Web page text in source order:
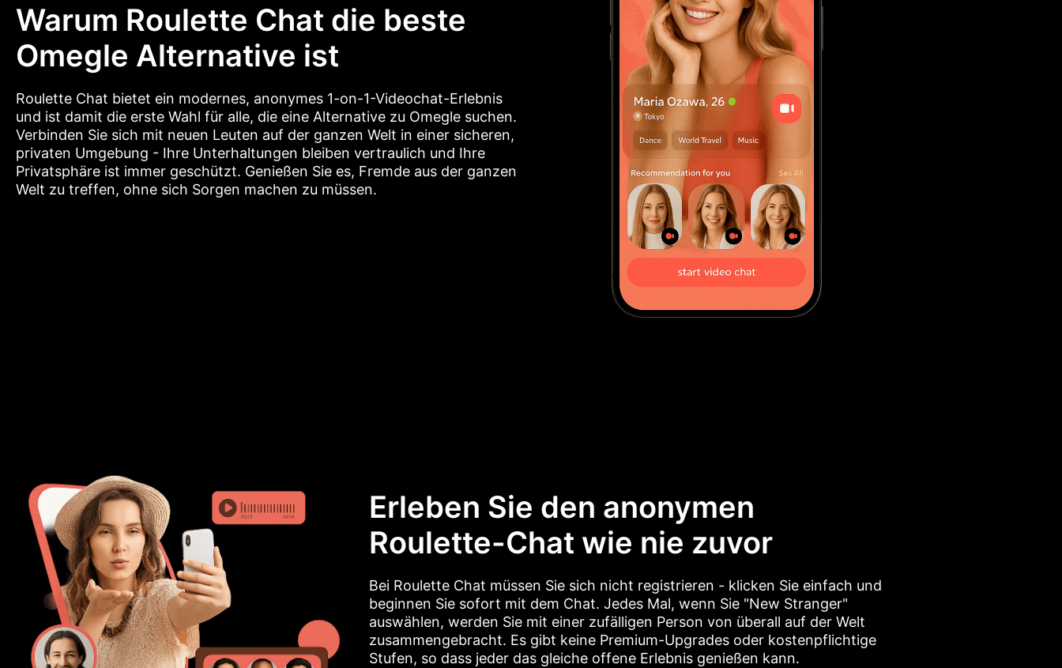
Warum Roulette Chat die beste
Omegle Alternative ist
Roulette Chat bietet ein modernes, anonymes 1-on-1-Videochat-Erlebnis
und ist damit die erste Wahl für alle, die eine Alternative zu Omegle suchen.
Verbinden Sie sich mit neuen Leuten auf der ganzen Welt in einer sicheren,
privaten Umgebung - Ihre Unterhaltungen bleiben vertraulich und Ihre
Privatsphäre ist immer geschützt. Genießen Sie es, Fremde aus der ganzen
Welt zu treffen, ohne sich Sorgen machen zu müssen.
Erleben Sie den anonymen
Roulette-Chat wie nie zuvor
Bei Roulette Chat müssen Sie sich nicht registrieren - klicken Sie einfach und
beginnen Sie sofort mit dem Chat. Jedes Mal, wenn Sie "New Stranger"
auswählen, werden Sie mit einer zufälligen Person von überall auf der Welt
zusammengebracht. Es gibt keine Premium-Upgrades oder kostenpflichtige
Stufen, so dass jeder das gleiche offene Erlebnis genießen kann.